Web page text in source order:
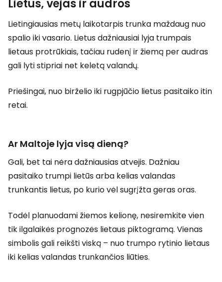
Lietus, vėjas ir audros
Lietingiausias metų laikotarpis trunka maždaug nuo
spalio iki vasario. Lietus dažniausiai lyja trumpais
lietaus protrūkiais, tačiau rudenį ir žiemą per audras
gali lyti stipriai net keletą valandų.
Priešingai, nuo birželio iki rugpjūčio lietus pasitaiko itin
retai.
Ar Maltoje lyja visą dieną?
Gali, bet tai nėra dažniausias atvejis. Dažniau
pasitaiko trumpi lietūs arba kelias valandas
trunkantis lietus, po kurio vėl sugrįžta geras oras.
Todėl planuodami žiemos kelionę, nesiremkite vien
tik ilgalaikės prognozės lietaus piktogramą. Vienas
simbolis gali reikšti viską – nuo trumpo rytinio lietaus
iki kelias valandas trunkančios liūties.